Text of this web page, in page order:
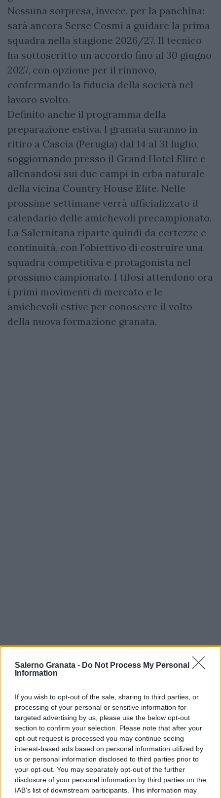
Salerno Granata - Do Not Process My Personal
Information
If you wish to opt-out of the sale, sharing to third parties, or
processing of your personal or sensitive information for
targeted advertising by us, please use the below opt-out
section to confirm your selection. Please note that after your
opt-out request is processed you may continue seeing
interest-based ads based on personal information utilized by
us or personal information disclosed to third parties prior to
your opt-out. You may separately opt-out of the further
disclosure of your personal information by third parties on the
IAB’s list of downstream participants. This information may
Nessuna sorpresa, invece, per la panchina:
sarà ancora Serse Cosmi a guidare la prima
squadra nella stagione 2026/27. Il tecnico
ha sottoscritto un accordo fino al 30 giugno
2027, con opzione per il rinnovo,
confermando la fiducia della società nel
lavoro svolto.
Definito anche il programma della
preparazione estiva. I granata saranno in
ritiro a Cascia (Perugia) dal 14 al 31 luglio,
soggiornando presso il Grand Hotel Elite e
allenandosi sui due campi in erba naturale
della vicina Country House Elite. Nelle
prossime settimane verrà ufficializzato il
calendario delle amichevoli precampionato.
La Salernitana riparte quindi da certezze e
continuità, con l'obiettivo di costruire una
squadra competitiva e protagonista nel
prossimo campionato. I tifosi attendono ora
i primi movimenti di mercato e le
amichevoli estive per conoscere il volto
della nuova formazione granata.